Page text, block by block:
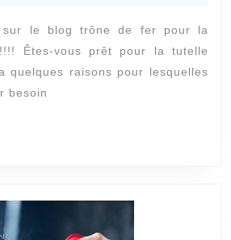
temporaire
sur le blog trône de fer pour la
Êtes-vous prêt pour la tutelle
quelques raisons pour lesquelles
besoin